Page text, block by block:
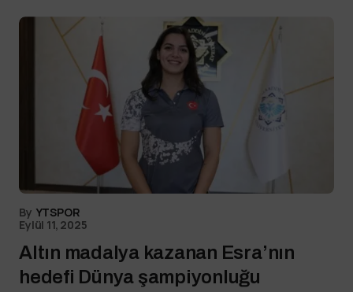
By YTSPOR
Eylül 11, 2025
Altın madalya kazanan Esra’nın
hedefi Dünya şampiyonluğu